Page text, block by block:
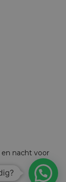
en nacht voor